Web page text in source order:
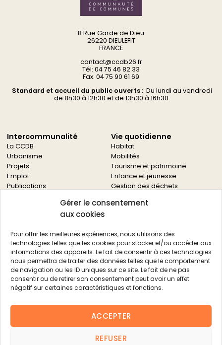
Gérer le consentement
aux cookies
Pour offrir les meilleures expériences, nous utilisons des
technologies telles que les cookies pour stocker et/ou accéder aux
informations des appareils. Le fait de consentir à ces technologies
nous permettra de traiter des données telles que le comportement
de navigation ou les ID uniques sur ce site. Le fait de ne pas
consentir ou de retirer son consentement peut avoir un effet
négatif sur certaines caractéristiques et fonctions.
ACCEPTER
REFUSER
8 Rue Garde de Dieu
26220 DIEULEFIT
FRANCE
contact@ccdb26.fr
Tél: 04 75 46 82 33
Fax: 04 75 90 61 69
Standard et accueil du public ouverts :Du lundi au vendredi
de 8h30 à 12h30 et de 13h30 à 16h30
Intercommunalité
La CCDB
Urbanisme
Projets
Emploi
Publications
Vie quotidienne
Habitat
Mobilités
Tourisme et patrimoine
Enfance et jeunesse
Gestion des déchets
Culture
Autres services
Économie locale
Agriculture
Filière bois
Environnement
Aides aux entreprises
Aides aux associations
Actualités
FAQ